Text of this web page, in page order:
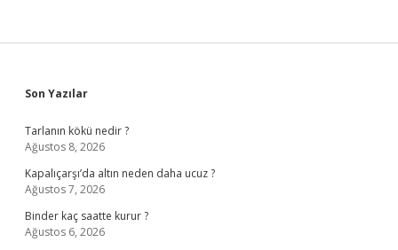
Sidebar
Son Yazılar
Tarlanın kökü nedir ?
Ağustos 8, 2026
Kapalıçarşı’da altın neden daha ucuz ?
Ağustos 7, 2026
Binder kaç saatte kurur ?
Ağustos 6, 2026